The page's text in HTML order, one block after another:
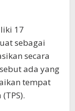
17
sebagai
secara
ada yang
tempat